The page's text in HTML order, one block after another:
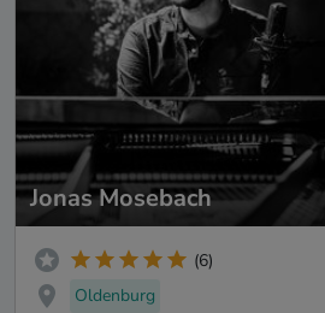
Jonas Mosebach
(6)
Oldenburg